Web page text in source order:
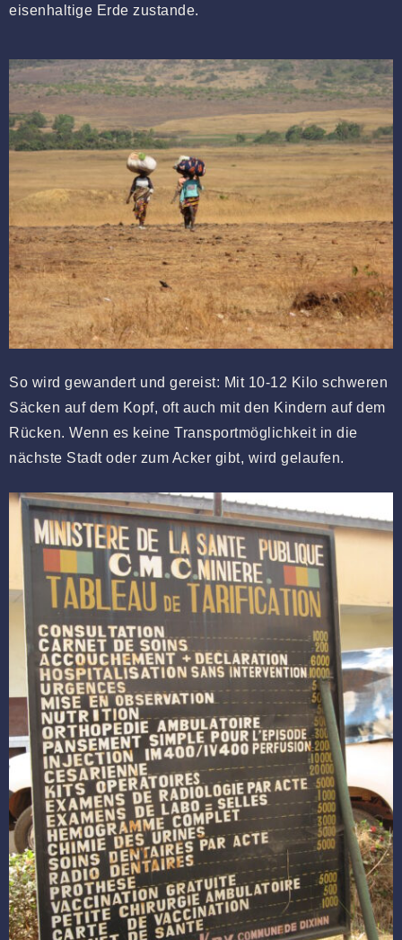
eisenhaltige Erde zustande.
So wird gewandert und gereist: Mit 10-12 Kilo schweren
Säcken auf dem Kopf, oft auch mit den Kindern auf dem
Rücken. Wenn es keine Transportmöglichkeit in die
nächste Stadt oder zum Acker gibt, wird gelaufen.